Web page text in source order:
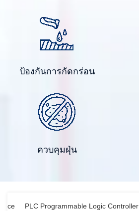
ป้องกันการกัดกร่อน
ควบคุมฝุ่น
PLC Programmable Logic Controller